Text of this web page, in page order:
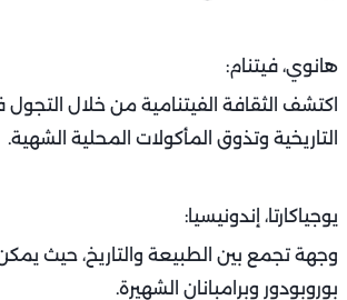
هانوي، فيتنام:
اكتشف الثقافة الفيتنامية من خلال
التاريخية وتذوق المأكولات المحلية الشهية.
يوجياكارتا، إندونيسيا:
وجهة تجمع بين الطبيعة والتاريخ، حيث
بوروبودور وبرامبانان الشهيرة.